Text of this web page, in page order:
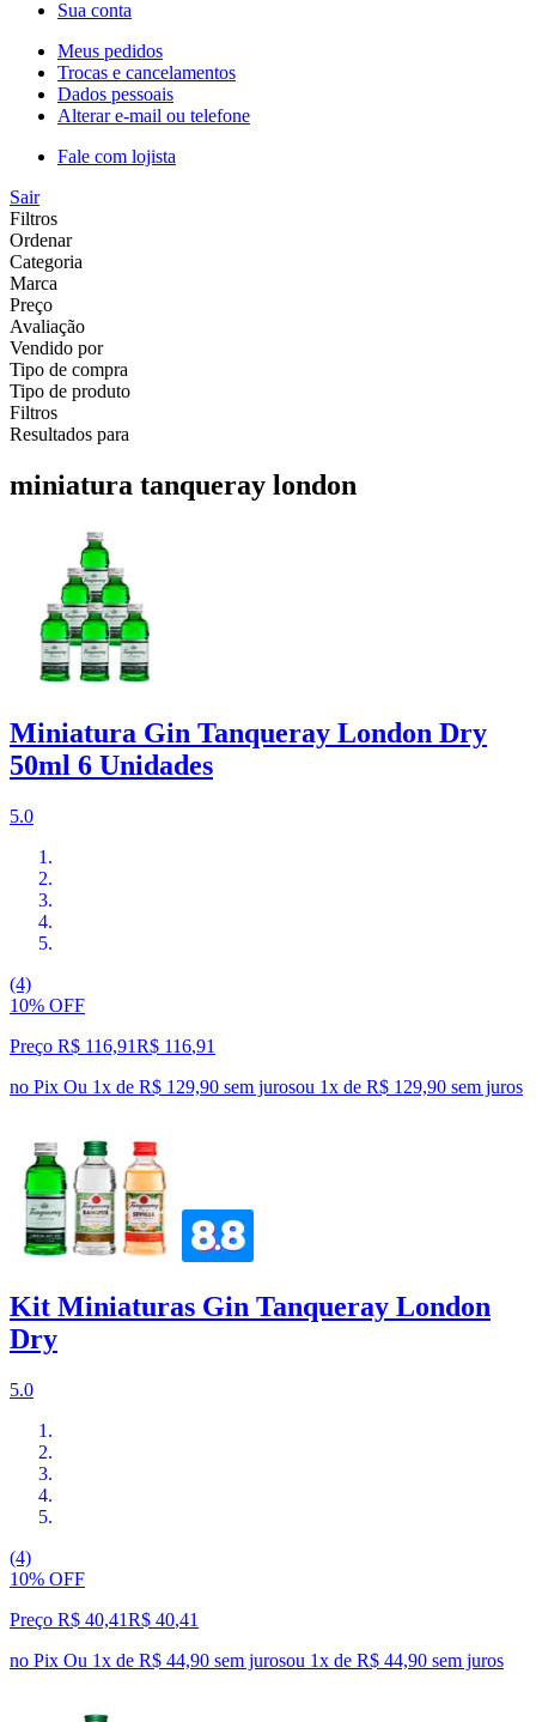
Sua conta
Meus pedidos
Trocas e cancelamentos
Dados pessoais
Alterar e-mail ou telefone
Fale com lojista
Sair
Filtros
Ordenar
Categoria
Marca
Preço
Avaliação
Vendido por
Tipo de compra
Tipo de produto
Filtros
Resultados para
miniatura tanqueray london
Miniatura Gin Tanqueray London Dry
50ml 6 Unidades
5.0
(4)
10% OFF
Preço R$ 116,91R$ 116,91
no Pix Ou 1x de R$ 129,90 sem jurosou 1x de R$ 129,90 sem juros
Kit Miniaturas Gin Tanqueray London
Dry
5.0
(4)
10% OFF
Preço R$ 40,41R$ 40,41
no Pix Ou 1x de R$ 44,90 sem jurosou 1x de R$ 44,90 sem juros